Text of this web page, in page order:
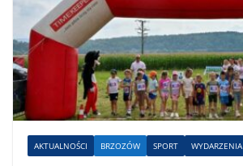
AKTUALNOŚCI BRZOZÓW SPORT WYDARZENIA